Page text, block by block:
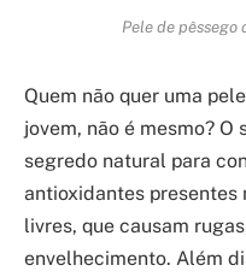
Pele de pêssego
Quem não quer uma
jovem, não é mesmo?
segredo natural para
antioxidantes
livres, que causam
envelhecimento. Além